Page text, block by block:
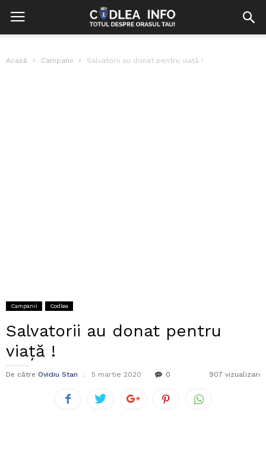
Acasă Campanii Salvatorii au donat pentru viață !
Campanii Codlea
Salvatorii au donat pentru
viață !
De către Ovidiu Stan 5 martie 2020 0 907 vizualizari